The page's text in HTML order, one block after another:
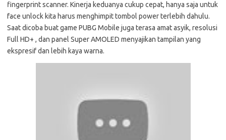
fingerprint scanner. Kinerja keduanya cukup cepat, hanya saja untuk
face unlock kita harus menghimpit tombol power terlebih dahulu.
Saat dicoba buat game PUBG Mobile juga terasa amat asyik, resolusi
Full HD+ , dan panel Super AMOLED menyajikan tampilan yang
ekspresif dan lebih kaya warna.